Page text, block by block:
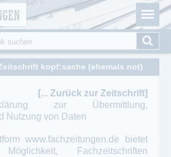
- Das unabhängige Portal für
& eBooks
kopf:sache (ehemals not)
[... Zurück zur Zeitschrift]
zur Übermittlung,
Nutzung von Daten
www.fachzeitungen.de bietet
Fachzeitschriften